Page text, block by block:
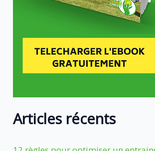
Articles récents